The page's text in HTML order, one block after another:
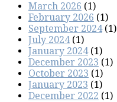
March 2026 (1)
February 2026 (1)
September 2024(1)
July 2024(1)
January 2024(1)
December 2023 (1)
October 2023 (1)
January 2023 (1)
December 2022 (1)